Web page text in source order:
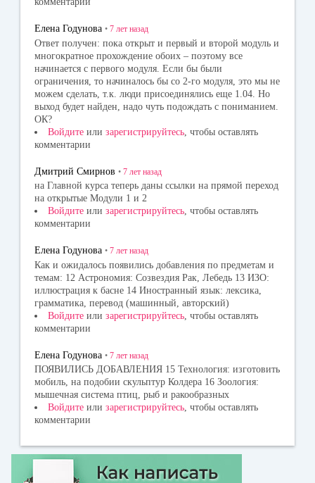
Елена Годунова • 7 лет назад
Ответ получен: пока открыт и первый и второй модуль и
многократное прохождение обоих – поэтому все
начинается с первого модуля. Если бы были
ограничения, то начиналось бы со 2-го модуля, это мы не
можем сделать, т.к. люди присоединялись еще 1.04. Но
выход будет найден, надо чуть подождать с пониманием.
ОК?
Войдите или зарегистрируйтесь , чтобы оставлять
комментарии
Дмитрий Смирнов • 7 лет назад
на Главной курса теперь даны ссылки на прямой переход
на открытые Модули 1 и 2
Войдите или зарегистрируйтесь, чтобы оставлять
комментарии
Елена Годунова • 7 лет назад
Как и ожидалось появились добавления по предметам и
темам: 12 Астрономия: Созвездия Рак, Лебедь 13 ИЗО:
иллюстрация к басне 14 Иностранный язык: лексика,
грамматика, перевод (машинный, авторский)
Войдите или зарегистрируйтесь , чтобы оставлять
комментарии
Елена Годунова • 7 лет назад
ПОЯВИЛИСЬ ДОБАВЛЕНИЯ 15 Технология: изготовить
мобиль, на подобии скульптур Колдера 16 Зоология:
мышечная система птиц, рыб и ракообразных
Войдите или зарегистрируйтесь, чтобы оставлять
комментарии